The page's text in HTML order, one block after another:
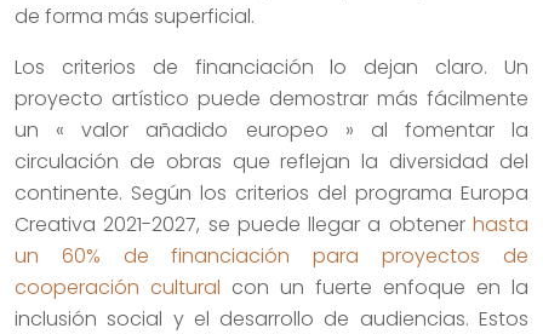
de forma más superficial.
Los criterios de financiación lo dejan claro. Un
proyecto artístico puede demostrar más fácilmente
un « valor añadido europeo » al fomentar la
circulación de obras que reflejan la diversidad del
continente. Según los criterios del programa Europa
Creativa 2021-2027, se puede llegar a obtener hasta
un 60% de financiación para proyectos de
cooperación cultural con un fuerte enfoque en la
inclusión social y el desarrollo de audiencias. Estos